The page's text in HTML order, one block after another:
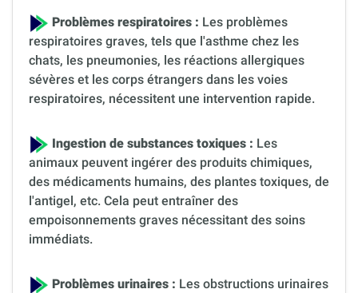
Problèmes respiratoires : Les problèmes
respiratoires graves, tels que l'asthme chez les
chats, les pneumonies, les réactions allergiques
sévères et les corps étrangers dans les voies
respiratoires, nécessitent une intervention rapide.
Ingestion de substances toxiques : Les
animaux peuvent ingérer des produits chimiques,
des médicaments humains, des plantes toxiques, de
l'antigel, etc. Cela peut entraîner des
empoisonnements graves nécessitant des soins
immédiats.
Problèmes urinaires : Les obstructions urinaires